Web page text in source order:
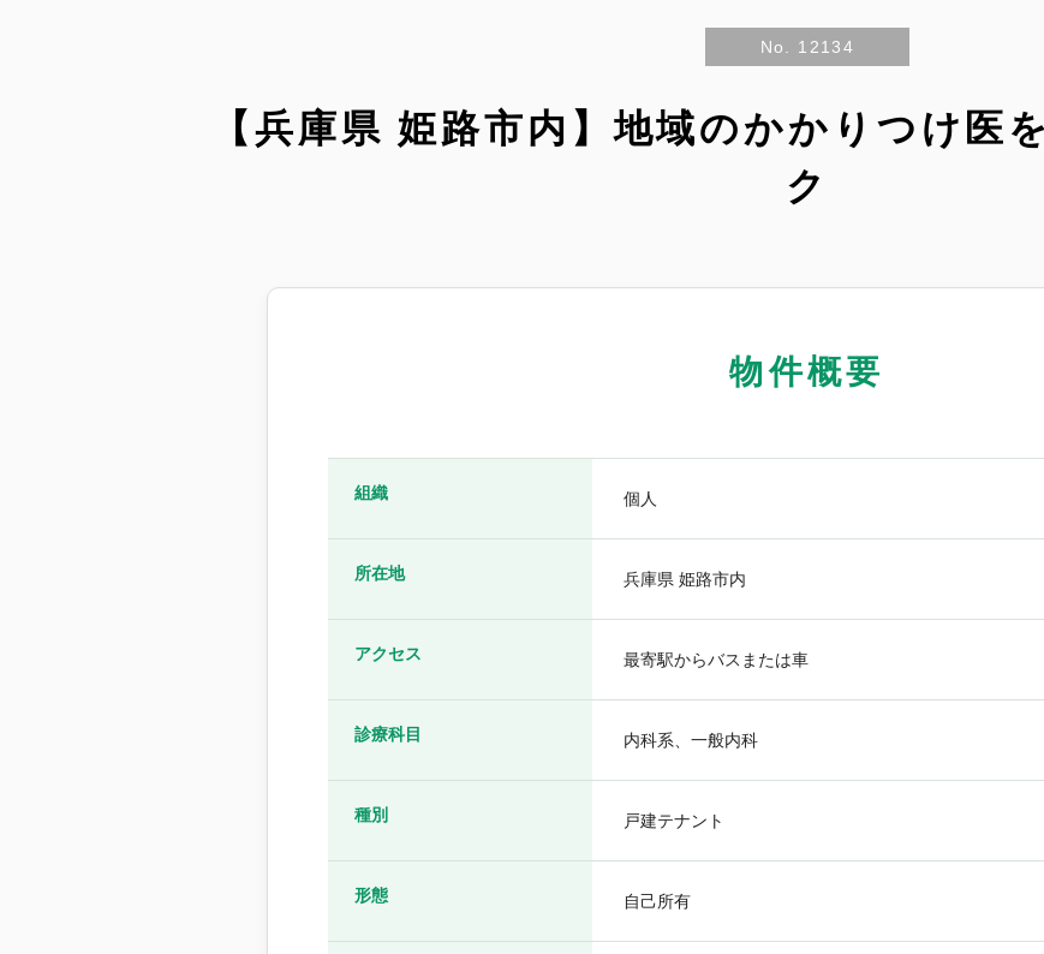
No. 12134
【兵庫県 姫路市内】地域のかかりつけ医
ク
物件概要
組織 個人
所在地 兵庫県 姫路市内
アクセス 最寄駅からバスまたは車
診療科目 内科系、一般内科
種別 戸建テナント
形態 自己所有